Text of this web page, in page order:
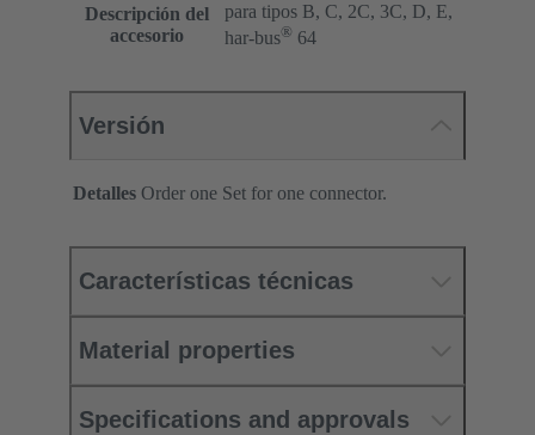
Descripción del
accesorio
para tipos B, C, 2C, 3C, D, E,
har-bus® 64
Versión
Detalles Order one Set for one connector.
Características técnicas
Material properties
Specifications and approvals